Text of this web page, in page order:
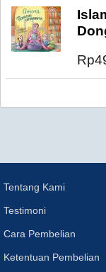
Tentang Kami
Testimoni
Cara Pembelian
Ketentuan Pembelian